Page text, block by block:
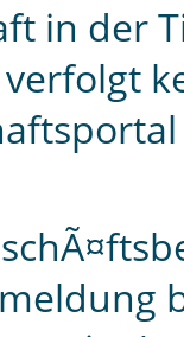
in der